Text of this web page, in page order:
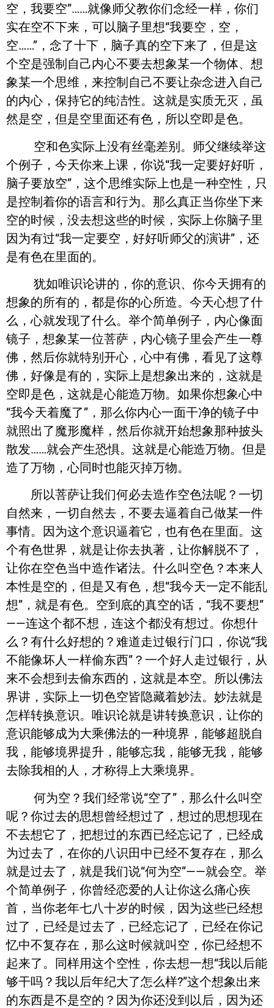
空，我要空”……就像师父教你们念经一样，你们
实在空不下来，可以脑子里想“我要空，空，
空……”，念了十下，脑子真的空下来了，但是这
个空是强制自己内心不要去想象某一个物体、想
象某一个思维，来控制自己不要让杂念进入自己
的内心，保持它的纯洁性。这就是实质无灭，虽
然是空，但是空里面还有色，所以空即是色。
空和色实际上没有丝毫差别。师父继续举这
个例子，今天你来上课，你说“我一定要好好听，
脑子要放空”，这个思维实际上也是一种空性，只
是控制着你的语言和行为。那么真正当你坐下来
空的时候，没去想这些的时候，实际上你脑子里
因为有过“我一定要空，好好听师父的演讲”，还
是有色在里面的。
犹如唯识论讲的，你的意识、你今天拥有的
想象的所有的，都是你的心所造。今天心想了什
么，心就发现了什么。举个简单例子，内心像面
镜子，想象某一位菩萨，内心镜子里会产生一尊
佛，然后你就特别开心，心中有佛，看见了这尊
佛，好像是有的，实际上是想象出来的，这就是
空即是色，这就是心能造万物。如果你想象心中
“我今天着魔了”，那么你内心一面干净的镜子中
就照出了魔形魔样，然后你就开始想象那种披头
散发……就会产生恐惧。这就是心能造万物。但是
造了万物，心同时也能灭掉万物。
所以菩萨让我们何必去造作空色法呢？一切
自然来，一切自然去，不要去逼着自己做某一件
事情。因为这个意识逼着它，也有色在里面。这
个有色世界，就是让你去执著，让你解脱不了，
让你在空色当中造作诸法。什么叫空色？本来人
本性是空的，但是又有色，想“我今天一定不能乱
想”，就是有色。空到底的真空的话，“我不要想”
——连这个都不想，连这个都没有想过。你想什
么？有什么好想的？难道走过银行门口，你说“我
不能像坏人一样偷东西”？一个好人走过银行，从
来不会想到去偷东西的，这就是本空。所以佛法
界讲，实际上一切色空皆隐藏着妙法。妙法就是
怎样转换意识。唯识论就是讲转换意识，让你的
意识能够成为大乘佛法的一种境界，能够超脱自
我，能够境界提升，能够忘我，能够无我，能够
去除我相的人，才称得上大乘境界。
何为空？我们经常说“空了”，那么什么叫空
呢？你过去的思想曾经想过了，想过的思想现在
不去想它了，把想过的东西已经忘记了，已经成
为过去了，在你的八识田中已经不复存在，那么
就是过去了，就是我们说“何为空”——就会空。举
个简单例子，你曾经恋爱的人让你这么痛心疾
首，当你老年七八十岁的时候，因为这些已经想
过了，已经是过去了，已经忘记了，已经在你记
忆中不复存在，那么这时候就叫空，你已经想不
起来了。同样用这个空性，你去想一想“我以后能
够干吗？我以后年纪大了怎么样?”这个想象出来
的东西是不是空的？因为你还没到以后，因为还